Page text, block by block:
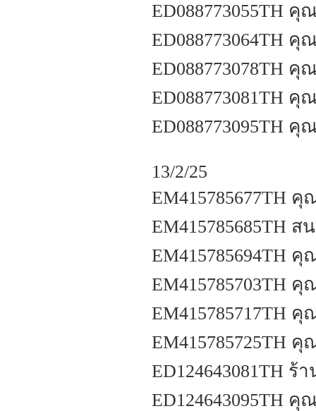
ED088773055TH
ED088773064TH คุ
ED088773078TH
ED088773081TH
ED088773095TH
13/2/25
EM415785677TH
EM415785685TH
EM415785694TH
EM415785703TH
EM415785717TH
EM415785725TH
ED124643081TH
ED124643095TH